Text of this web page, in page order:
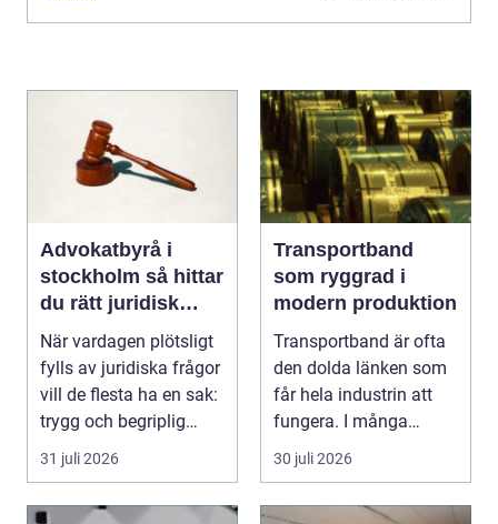
Advokatbyrå i
stockholm så hittar
du rätt juridisk
hjälp
När vardagen plötsligt
fylls av juridiska frågor
vill de flesta ha en sak:
trygg och begriplig
hjälp...
31 juli 2026
Transportband
som ryggrad i
modern produktion
Transportband är ofta
den dolda länken som
får hela industrin att
fungera. I många
fabriker, termina...
30 juli 2026